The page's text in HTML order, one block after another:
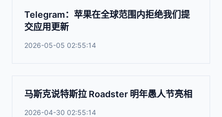
Telegram：苹果在全球范围内拒绝我们提
交应用更新
2026-05-05 02:55:14
马斯克说特斯拉 Roadster 明年愚人节亮相
2026-04-30 02:55:14